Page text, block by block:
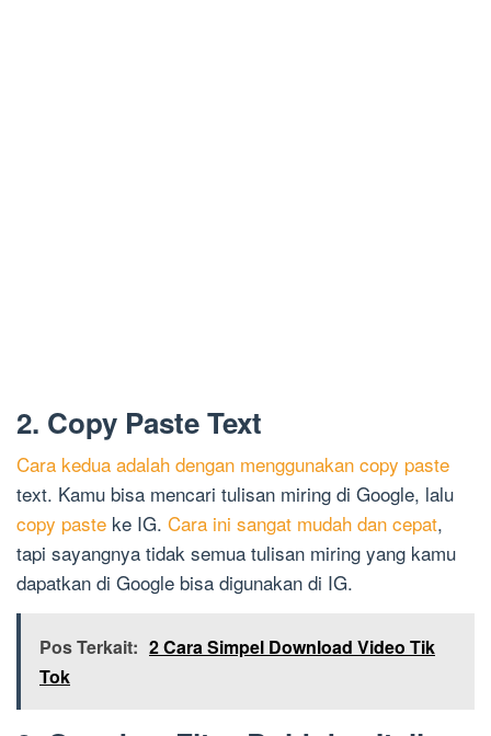
2. Copy Paste Text
Cara kedua adalah dengan menggunakan copy paste
text. Kamu bisa mencari tulisan miring di Google, lalu
copy paste ke IG. Cara ini sangat mudah dan cepat,
tapi sayangnya tidak semua tulisan miring yang kamu
dapatkan di Google bisa digunakan di IG.
Pos Terkait: 2 Cara Simpel Download Video Tik
Tok